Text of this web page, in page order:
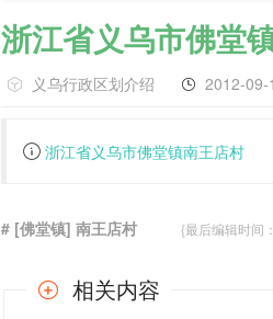
浙江省义乌市佛堂
义乌行政区划介绍 2012-09-
浙江省义乌市佛堂镇南王店村
# [佛堂镇] 南王店村 {最后编辑时间：
相关内容